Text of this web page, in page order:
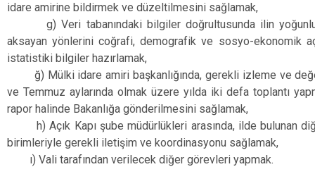
idare amirine bildirmek ve düzeltilmesini sağlamak,
g) Veri tabanındaki bilgiler doğrultusunda ilin
aksayan yönlerini coğrafi, demografik ve sosyo-ekonomik
istatistiki bilgiler hazırlamak,
ğ) Mülki idare amiri başkanlığında, gerekli izleme ve
ve Temmuz aylarında olmak üzere yılda iki defa toplantı
rapor halinde Bakanlığa gönderilmesini sağlamak,
h) Açık Kapı şube müdürlükleri arasında, ilde bulunan
birimleriyle gerekli iletişim ve koordinasyonu sağlamak,
ı) Vali tarafından verilecek diğer görevleri yapmak.